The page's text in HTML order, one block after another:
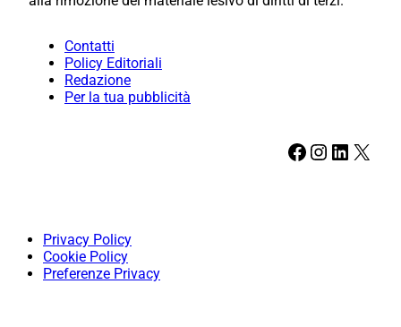
Contatti
Policy Editoriali
Redazione
Per la tua pubblicità
Facebook Instagram LinkedIn X
Privacy Policy
Cookie Policy
Preferenze Privacy